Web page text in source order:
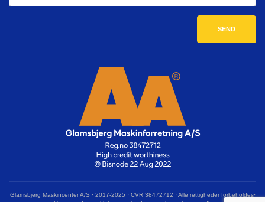
Glamsbjerg Maskincenter A/S · 2017-2025 · CVR 38472712 · Alle rettigheder forbeholdes·